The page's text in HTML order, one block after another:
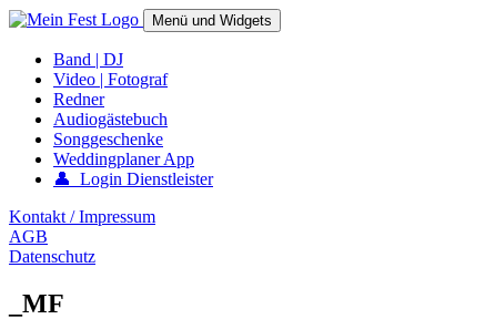
Springe
Inhalt
mein-fest.at – Band / Fotograf für Hochzeit oder Fest buchen!
Menü und Widgets
Band | DJ
Video | Fotograf
Redner
Audiogästebuch
Songgeschenke
Weddingplaner App
👤 Login Dienstleister
Kontakt / Impressum
AGB
Datenschutz
_MF